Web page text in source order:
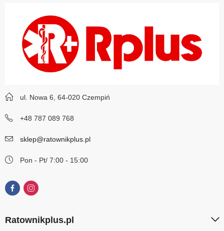
ul. Nowa 6, 64-020 Czempiń
+48 787 089 768
sklep@ratownikplus.pl
Pon - Pt/ 7:00 - 15:00
Ratownikplus.pl